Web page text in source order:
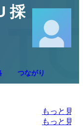
採
つながり
もっと見る
もっと見る